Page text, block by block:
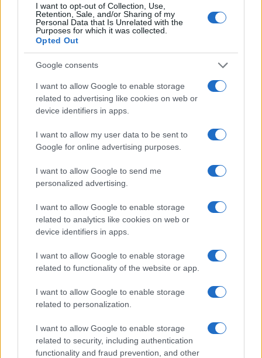
I want to opt-out of Collection, Use,
Retention, Sale, and/or Sharing of my
Personal Data that Is Unrelated with the
Purposes for which it was collected.
Opted Out
Google consents
I want to allow Google to enable storage
related to advertising like cookies on web or
device identifiers in apps.
I want to allow my user data to be sent to
Google for online advertising purposes.
I want to allow Google to send me
personalized advertising.
I want to allow Google to enable storage
related to analytics like cookies on web or
device identifiers in apps.
I want to allow Google to enable storage
related to functionality of the website or app.
I want to allow Google to enable storage
related to personalization.
I want to allow Google to enable storage
related to security, including authentication
functionality and fraud prevention, and other
Sri Lanka: itinerari tra spiritualità, architettura e
spiagge paradisiache
LIFESTYLE
Copenhagen Fashion Week SS27: le novità che stanno
rivoluzionando la moda
Cristian Castiglioni · 8 Ago 2026